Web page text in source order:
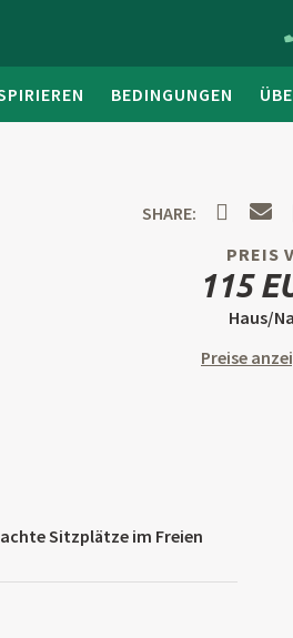
BEDINGUNGEN
SHARE:
PREIS
115
Haus/
Preise
Sitzplätze im Freien